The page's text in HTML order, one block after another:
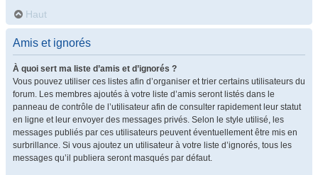
Haut
Amis et ignorés
À quoi sert ma liste d’amis et d’ignorés ?
Vous pouvez utiliser ces listes afin d’organiser et trier certains utilisateurs du
forum. Les membres ajoutés à votre liste d’amis seront listés dans le
panneau de contrôle de l’utilisateur afin de consulter rapidement leur statut
en ligne et leur envoyer des messages privés. Selon le style utilisé, les
messages publiés par ces utilisateurs peuvent éventuellement être mis en
surbrillance. Si vous ajoutez un utilisateur à votre liste d’ignorés, tous les
messages qu’il publiera seront masqués par défaut.